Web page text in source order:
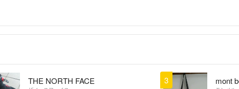
中古のお品・保管品になりますの
こちらすべてブランドオークショ
介卸業者を通じて購入したものに
THE NORTH FACE 3 mont